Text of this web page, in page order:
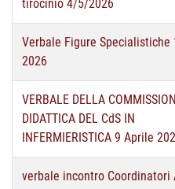
tirocinio 4/5/2026
Verbale Figure Specialistiche
2026
VERBALE DELLA
DIDATTICA DEL CdS IN
INFERMIERISTICA 9 Aprile
verbale incontro Coordinatori